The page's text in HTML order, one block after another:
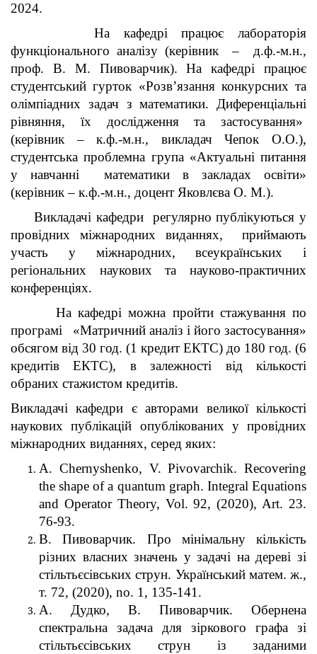
2024.
На кафедрі працює лабораторія
функціонального аналізу (керівник – д.ф.-м.н.,
проф. В. М. Пивоварчик). На кафедрі працює
студентський гурток «Розв’язання конкурсних та
олімпіадних задач з математики. Диференціальні
рівняння, їх дослідження та застосування»
(керівник – к.ф.-м.н., викладач Чепок О.О.),
студентська проблемна група «Актуальні питання
у навчанні математики в закладах освіти»
(керівник – к.ф.-м.н., доцент Яковлєва О. М.).
Викладачі кафедри регулярно публікуються у
провідних міжнародних виданнях, приймають
участь у міжнародних, всеукраїнських і
регіональних наукових та науково-практичних
конференціях.
На кафедрі можна пройти стажування по
програмі «Матричний аналіз і його застосування»
обсягом від 30 год. (1 кредит ЕКТC) до 180 год. (6
кредитів ЕКТC), в залежності від кількості
обраних стажистом кредитів.
Викладачі кафедри є авторами великої кількості
наукових публікацій опублікованих у провідних
міжнародних виданнях, серед яких:
A. Chernyshenko, V. Pivovarchik. Recovering
the shape of a quantum graph. Integral Equations
and Operator Theory, Vol. 92, (2020), Art. 23.
76-93.
В. Пивоварчик. Про мінімальну кількість
різних власних значень у задачі на дереві зі
стільтьєсівських струн. Український матем. ж.,
т. 72, (2020), no. 1, 135-141.
А. Дудко, В. Пивоварчик. Обернена
спектральна задача для зіркового графа зі
стільтьєсівських струн із заданими